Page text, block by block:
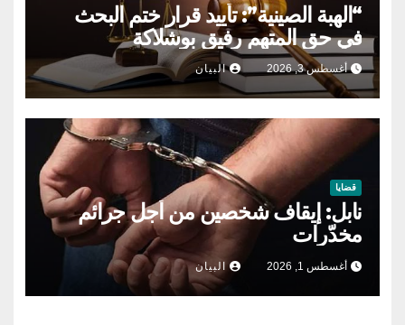
“الهبة الصينية”: تأييد قرار ختم البحث
في حق المتهم رفيق بوشلاكة
أغسطس 3, 2026 البيان
قضايا
نابل: إيقاف شخصين من أجل جرائم
مخدّرات
أغسطس 1, 2026 البيان